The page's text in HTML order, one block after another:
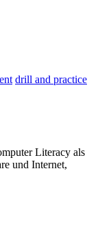
drill and practice
Literacy als
und Internet,